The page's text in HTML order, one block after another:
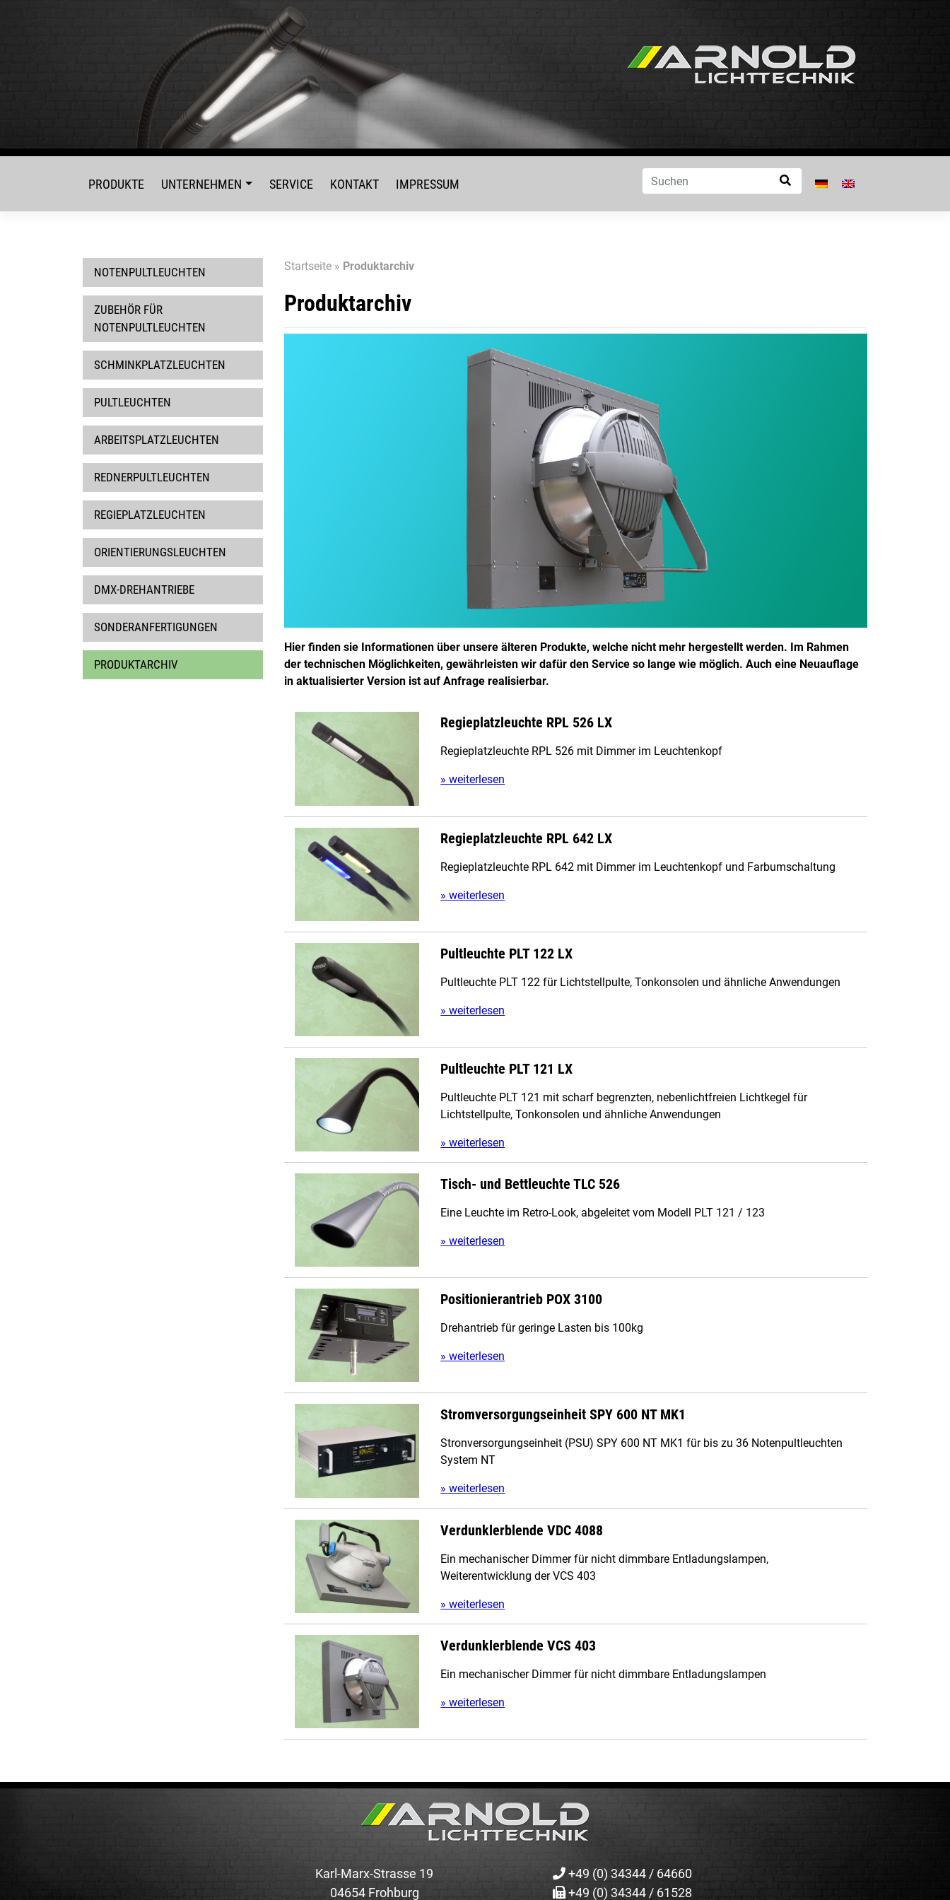
PRODUKTE UNTERNEHMEN SERVICE KONTAKT IMPRESSUM
NOTENPULTLEUCHTEN
ZUBEHÖR FÜR
NOTENPULTLEUCHTEN
SCHMINKPLATZLEUCHTEN
PULTLEUCHTEN
ARBEITSPLATZLEUCHTEN
REDNERPULTLEUCHTEN
REGIEPLATZLEUCHTEN
ORIENTIERUNGSLEUCHTEN
DMX-DREHANTRIEBE
SONDERANFERTIGUNGEN
PRODUKTARCHIV
Startseite » Produktarchiv
Produktarchiv
Hier finden sie Informationen über unsere älteren Produkte, welche nicht mehr hergestellt werden. Im Rahmen
der technischen Möglichkeiten, gewährleisten wir dafür den Service so lange wie möglich. Auch eine Neuauflage
in aktualisierter Version ist auf Anfrage realisierbar.
Regieplatzleuchte RPL 526 LX
Regieplatzleuchte RPL 526 mit Dimmer im Leuchtenkopf
» weiterlesen
Regieplatzleuchte RPL 642 LX
Regieplatzleuchte RPL 642 mit Dimmer im Leuchtenkopf und Farbumschaltung
» weiterlesen
Pultleuchte PLT 122 LX
Pultleuchte PLT 122 für Lichtstellpulte, Tonkonsolen und ähnliche Anwendungen
» weiterlesen
Pultleuchte PLT 121 LX
Pultleuchte PLT 121 mit scharf begrenzten, nebenlichtfreien Lichtkegel für
Lichtstellpulte, Tonkonsolen und ähnliche Anwendungen
» weiterlesen
Tisch- und Bettleuchte TLC 526
Eine Leuchte im Retro-Look, abgeleitet vom Modell PLT 121 / 123
» weiterlesen
Positionierantrieb POX 3100
Drehantrieb für geringe Lasten bis 100kg
» weiterlesen
Stromversorgungseinheit SPY 600 NT MK1
Stronversorgungseinheit (PSU) SPY 600 NT MK1 für bis zu 36 Notenpultleuchten
System NT
» weiterlesen
Verdunklerblende VDC 4088
Ein mechanischer Dimmer für nicht dimmbare Entladungslampen,
Weiterentwicklung der VCS 403
» weiterlesen
Verdunklerblende VCS 403
Ein mechanischer Dimmer für nicht dimmbare Entladungslampen
» weiterlesen
Karl-Marx-Strasse 19
04654 Frohburg
+49 (0) 34344 / 64660
+49 (0) 34344 / 61528